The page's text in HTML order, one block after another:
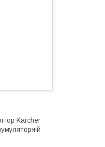
Kärcher